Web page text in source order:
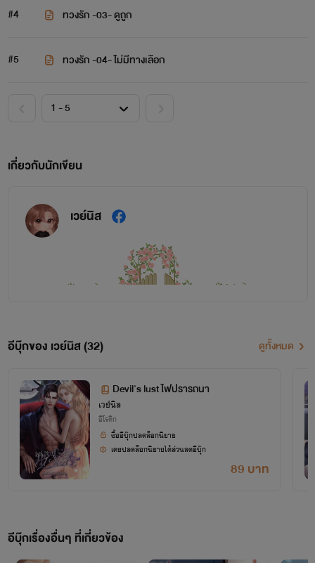
#4 ทวงรัก -03- ดูถูก
#5 ทวงรัก -04- ไม่มีทางเลือก
เกี่ยวกับนักเขียน
เวย์นิส
ห้ามคัดลอกเนื้อหาหรือดัดแปลงเนื้อหา
นิยายทุกเรื่องกลั่นกรองออกมาจากสมองของตัวเอง
ลิขสิทธิ์ทุกเรื่องหากพบเห็นการคัดลอกเนื้อไม่ว่าจะ
ทั้งหมดหรือน้อยนิด เวย์จะดำเนินการตาทกฎหมายทันที
อย่าคิดว่าไม่กล้าเอาเรื่อง!!!
อีบุ๊กของ เวย์นิส (32) ดูทั้งหมด
Devil's lust ไฟปรารถนา
เวย์นิส
อีโรติก
89 บาท
ซื้ออีบุ๊กปลดล็อกนิยาย
เคยปลดล็อกนิยายได้ส่วนลดอีบุ๊ก
อีบุ๊กเรื่องอื่นๆ ที่เกี่ยวข้อง